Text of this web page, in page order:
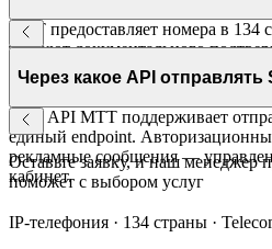
МТТ предоставляет номера в 134
требуют документального
компании. Менеджер МТТ
страны.
Через какое API
SMS API МТТ поддерживает
единый endpoint.
рекламные сообщения —
кабинет.
Оставьте заявку, и наш менеджер
поможет с выбором услуг
IP-телефония · 134 страны ·